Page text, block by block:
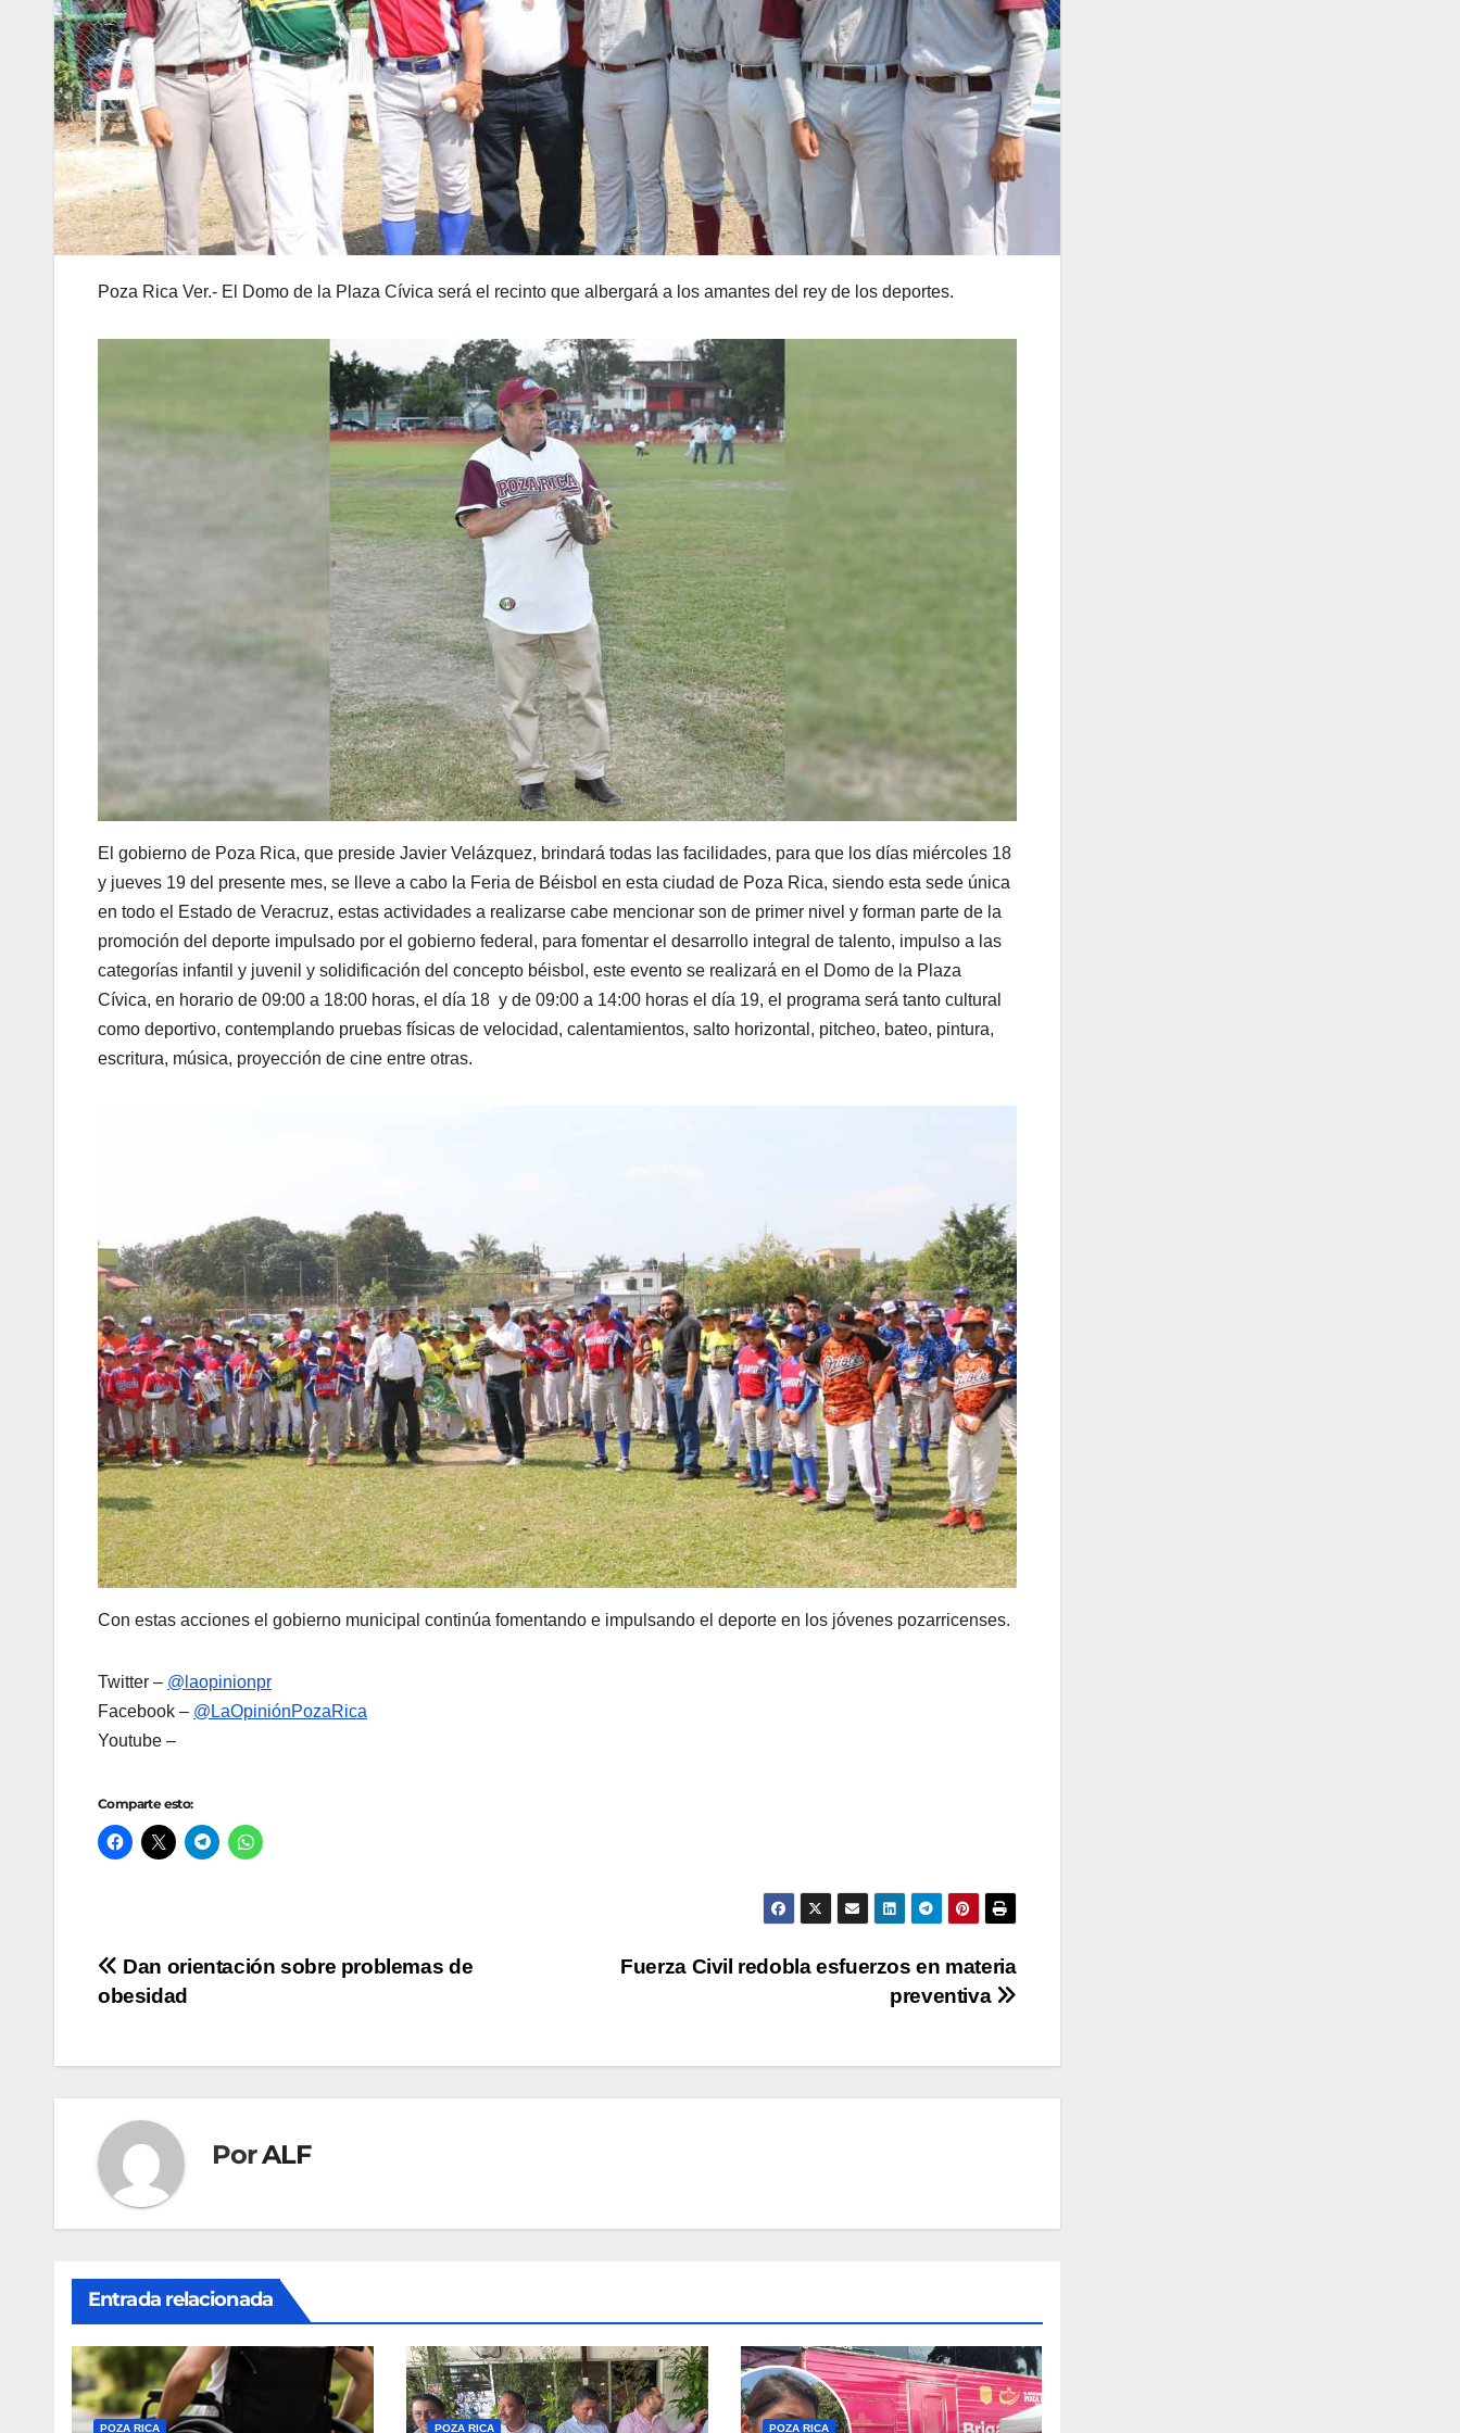
Poza Rica Ver.- El Domo de la Plaza Cívica será el recinto que albergará a los amantes del rey de los deportes.
El gobierno de Poza Rica, que preside Javier Velázquez, brindará todas las facilidades, para que los días miércoles 18
y jueves 19 del presente mes, se lleve a cabo la Feria de Béisbol en esta ciudad de Poza Rica, siendo esta sede única
en todo el Estado de Veracruz, estas actividades a realizarse cabe mencionar son de primer nivel y forman parte de la
promoción del deporte impulsado por el gobierno federal, para fomentar el desarrollo integral de talento, impulso a las
categorías infantil y juvenil y solidificación del concepto béisbol, este evento se realizará en el Domo de la Plaza
Cívica, en horario de 09:00 a 18:00 horas, el día 18 y de 09:00 a 14:00 horas el día 19, el programa será tanto cultural
como deportivo, contemplando pruebas físicas de velocidad, calentamientos, salto horizontal, pitcheo, bateo, pintura,
escritura, música, proyección de cine entre otras.
Con estas acciones el gobierno municipal continúa fomentando e impulsando el deporte en los jóvenes pozarricenses.
Twitter – @laopinionpr
Facebook – @LaOpiniónPozaRica
Youtube –
Comparte esto:
Navegación
entradas
Fuerza Civil redobla esfuerzos en materia
preventiva
Dan orientación sobre problemas de
obesidad
PorALF
Entrada relacionada
POZA RICA POZA RICA POZA RICA